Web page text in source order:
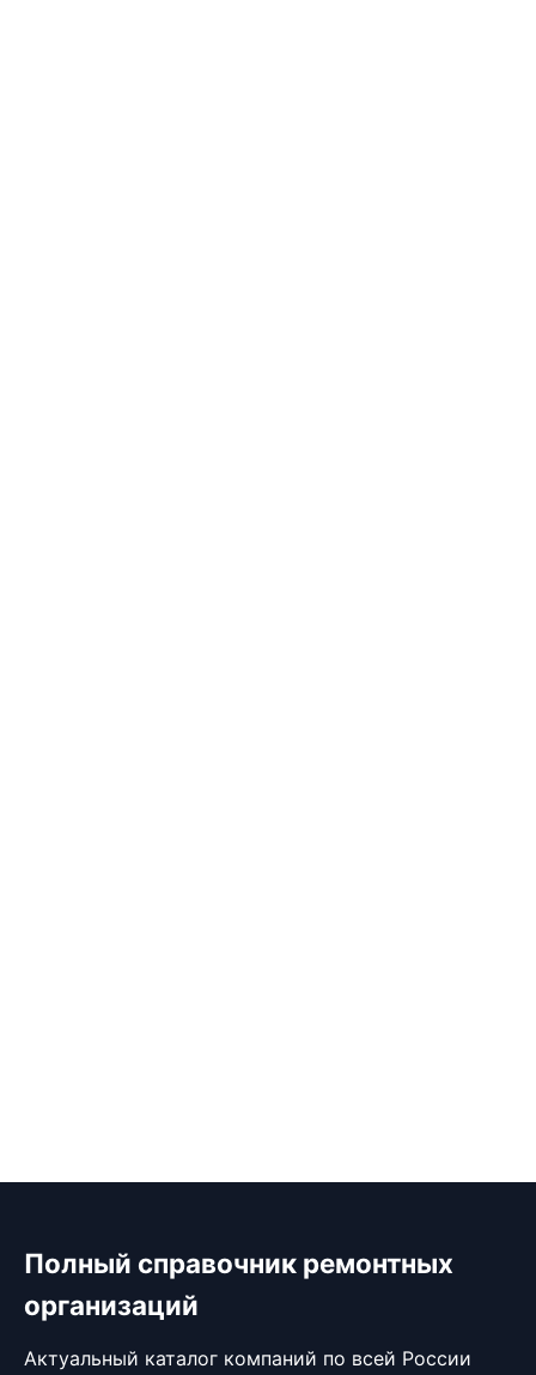
Полный справочник ремонтных
организаций
Актуальный каталог компаний по всей России